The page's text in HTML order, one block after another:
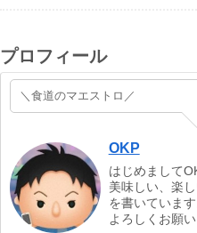
プロフィール
＼食道のマエストロ／
OKP
はじめまして
美味しい、楽
を書いています
よろしくお願